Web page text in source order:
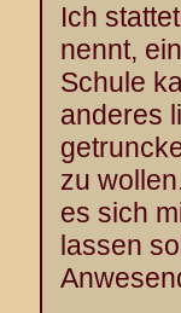
Ich
nennt,
Schule
anderes
zu
es sich
lassen